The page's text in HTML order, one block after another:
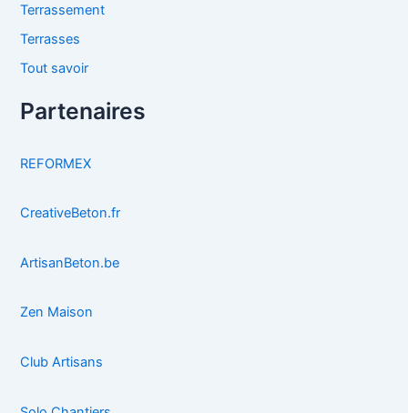
Terrassement
Terrasses
Tout savoir
Partenaires
REFORMEX
CreativeBeton.fr
ArtisanBeton.be
Zen Maison
Club Artisans